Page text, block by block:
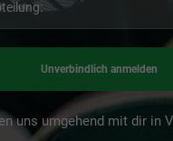
Unverbindlich anmelden
uns umgehend mit dir in